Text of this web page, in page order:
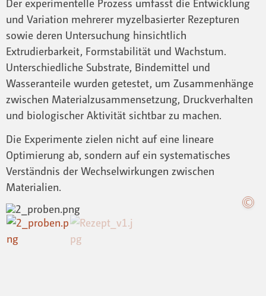
Der experimentelle Prozess umfasst die Entwicklung
und Variation mehrerer myzelbasierter Rezepturen
sowie deren Untersuchung hinsichtlich
Extrudierbarkeit, Formstabilität und Wachstum.
Unterschiedliche Substrate, Bindemittel und
Wasseranteile wurden getestet, um Zusammenhänge
zwischen Materialzusammensetzung, Druckverhalten
und biologischer Aktivität sichtbar zu machen.
Die Experimente zielen nicht auf eine lineare
Optimierung ab, sondern auf ein systematisches
Verständnis der Wechselwirkungen zwischen
Materialien.